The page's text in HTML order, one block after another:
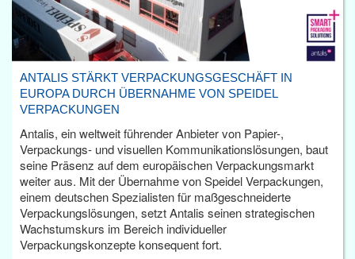
ANTALIS STÄRKT VERPACKUNGSGESCHÄFT IN
EUROPA DURCH ÜBERNAHME VON SPEIDEL
VERPACKUNGEN
Antalis, ein weltweit führender Anbieter von Papier-,
Verpackungs- und visuellen Kommunikationslösungen, baut
seine Präsenz auf dem europäischen Verpackungsmarkt
weiter aus. Mit der Übernahme von Speidel Verpackungen,
einem deutschen Spezialisten für maßgeschneiderte
Verpackungslösungen, setzt Antalis seinen strategischen
Wachstumskurs im Bereich individueller
Verpackungskonzepte konsequent fort.